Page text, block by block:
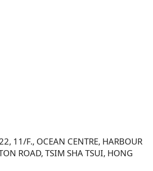
11/F., OCEAN CENTRE, HARBOUR
ROAD, TSIM SHA TSUI, HONG